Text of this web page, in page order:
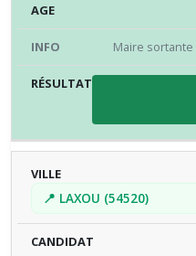
Maire sortante
📍 LAXOU (54520)